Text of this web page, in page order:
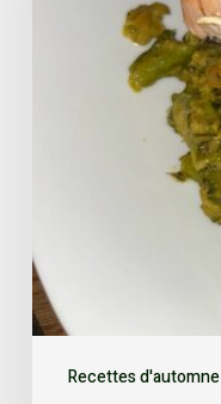
Recettes d'automne